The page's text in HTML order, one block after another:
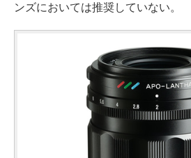
ンズにおいては推奨していない。